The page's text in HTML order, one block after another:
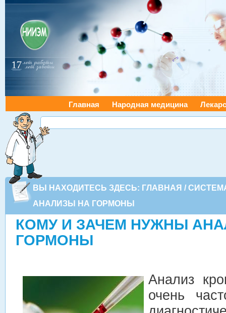
Главная Народная медицина
ВЫ НАХОДИТЕСЬ ЗДЕСЬ: ГЛАВНАЯ /
АНАЛИЗЫ НА ГОРМОНЫ
КОМУ И ЗАЧЕМ НУЖНЫ
ГОРМОНЫ
Анализ
очень